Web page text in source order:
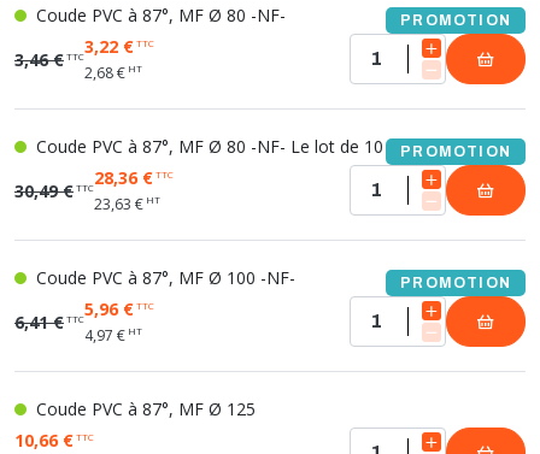
Coude PVC à 87°, MF Ø 80 -NF- PROMOTION
3,46 €TTC3,22 €TTC
2,68 € HT
Coude PVC à 87°, MF Ø 80 -NF- Le lot de 10 PROMOTION
30,49 €TTC28,36 €TTC
23,63 € HT
Coude PVC à 87°, MF Ø 100 -NF- PROMOTION
6,41 €TTC5,96 €TTC
4,97 € HT
Coude PVC à 87°, MF Ø 125
10,66 €TTC